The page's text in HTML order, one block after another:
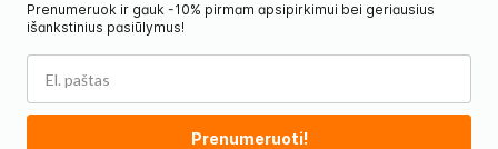
Prenumeruok ir gauk -10% pirmam apsipirkimui bei geriausius
išankstinius pasiūlymus!
Prenumeruoti!